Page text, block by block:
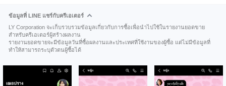
ข้อมูลที่ LINE แชร์กับครีเอเตอร์
LY Corporation จะเก็บรวบรวมข้อมูลเกี่ยวกับการซื้อเพื่อนำไปใช้ในรายงานยอดขาย
สำหรับครีเอเตอร์ผู้สร้างผลงาน
รายงานยอดขายจะมีข้อมูลวันที่ซื้อผลงานและประเทศที่ใช้งานของผู้ซื้อ แต่ไม่มีข้อมูลที่
ทำให้สามารถระบุตัวตนผู้ซื้อได้